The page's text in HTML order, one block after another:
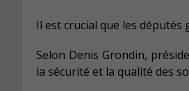
Il est crucial que les
Selon Denis Grondin,
la sécurité et la qualité des